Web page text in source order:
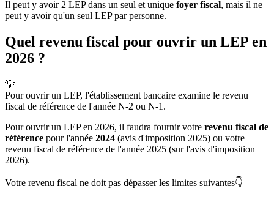
Il peut y avoir 2 LEP dans un seul et unique foyer fiscal, mais il ne
peut y avoir qu'un seul LEP par personne.
Quel revenu fiscal pour ouvrir un LEP en
2026 ?
💡
Pour ouvrir un LEP, l'établissement bancaire examine le revenu
fiscal de référence de l'année N-2 ou N-1.
Pour ouvrir un LEP en 2026, il faudra fournir votre revenu fiscal de
référence pour l'année 2024 (avis d'imposition 2025) ou votre
revenu fiscal de référence de l'année 2025 (sur l'avis d'imposition
2026).
Votre revenu fiscal ne doit pas dépasser les limites suivantes👇